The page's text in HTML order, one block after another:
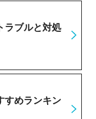
ラブルと対処
すめランキン